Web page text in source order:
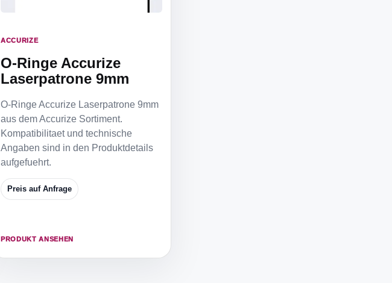
ACCURIZE
O-Ringe Accurize
Laserpatrone 9mm
O-Ringe Accurize Laserpatrone 9mm
aus dem Accurize Sortiment.
Kompatibilitaet und technische
Angaben sind in den Produktdetails
aufgefuehrt.
Preis auf Anfrage
PRODUKT ANSEHEN